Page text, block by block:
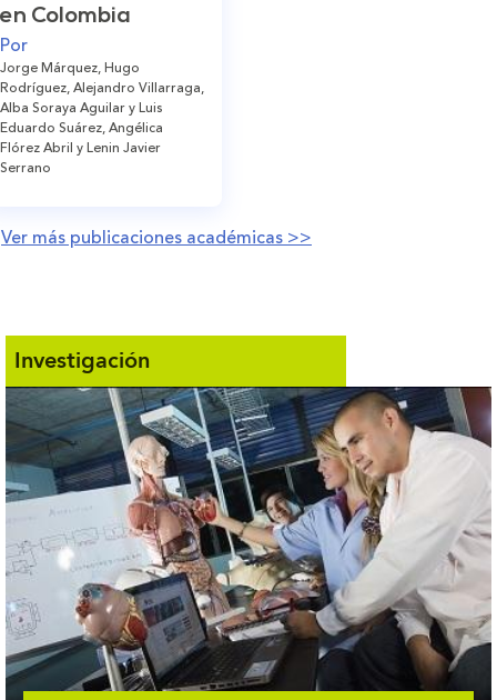
en Colombia
Por
Jorge Márquez, Hugo
Rodríguez, Alejandro Villarraga,
Alba Soraya Aguilar y Luis
Eduardo Suárez, Angélica
Flórez Abril y Lenin Javier
Serrano
Ver más publicaciones académicas >>
Investigación